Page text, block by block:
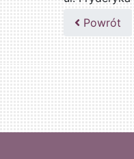
502047435
Powrót